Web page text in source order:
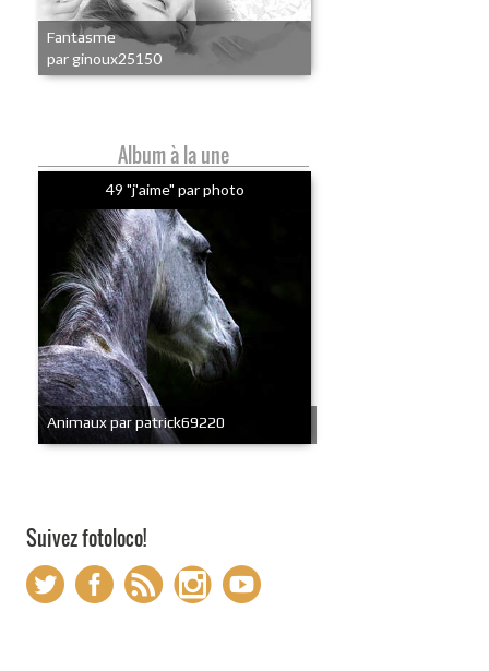
Fantasme
par ginoux25150
Album à la une
49 "j'aime" par photo
Animaux par patrick69220
Suivez fotoloco!